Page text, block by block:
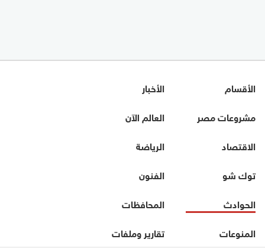
الأقسام
الأخبار
مشروعات مصر
العالم الآن
الاقتصاد
الرياضة
توك شو
الفنون
الحوادث
المحافظات
المنوعات
تقارير وملفات